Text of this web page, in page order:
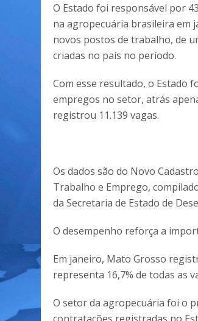
O Estado foi responsável por
na agropecuária brasileira em
novos postos de trabalho, de
criadas no país no período.
Com esse resultado, o Estado
empregos no setor, atrás
registrou 11.139 vagas.
Os dados são do Novo
Trabalho e Emprego,
da Secretaria de Estado de
O desempenho reforça a
Em janeiro, Mato Grosso
representa 16,7% de todas as
O setor da agropecuária foi o